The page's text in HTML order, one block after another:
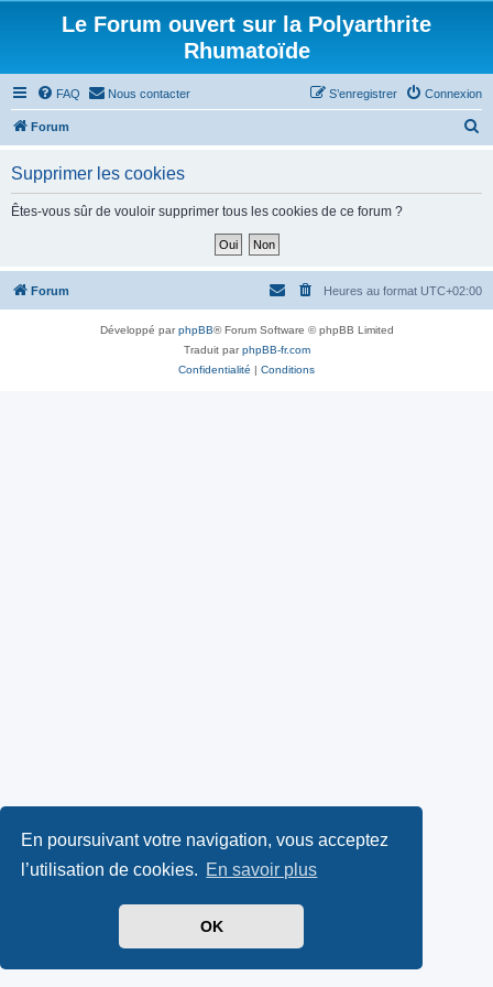
En poursuivant votre navigation, vous acceptez
l’utilisation de cookies. En savoir plus
OK
Le Forum ouvert sur la Polyarthrite
Rhumatoïde
FAQ Nous contacter Connexion
S’enregistrer
Forum
h
Supprimer les cookies
Êtes-vous sûr de vouloir supprimer tous les cookies de ce forum ?
Forum Heures au format UTC+02:00
Développé parphpBB® Forum Software © phpBB Limited
Traduit parphpBB-fr.com
Confidentialité | Conditions